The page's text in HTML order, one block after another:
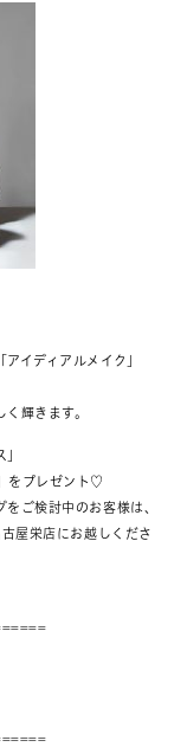
イディアルメイク」
輝きます。
をプレゼント♡
ご検討中のお客様は、
屋栄店にお越しくださ